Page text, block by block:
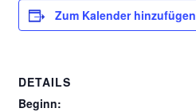
Zum Kalender hinzufügen
DETAILS
Beginn: